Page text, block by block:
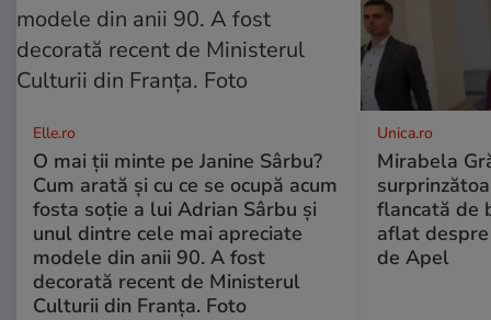
Elle.ro
O mai ții minte pe Janine Sârbu?
Cum arată și cu ce se ocupă acum
fosta soție a lui Adrian Sârbu și
unul dintre cele mai apreciate
modele din anii 90. A fost
decorată recent de Ministerul
Culturii din Franța. Foto
Unica.ro
Mirabela
flancată de
aflat
de Apel